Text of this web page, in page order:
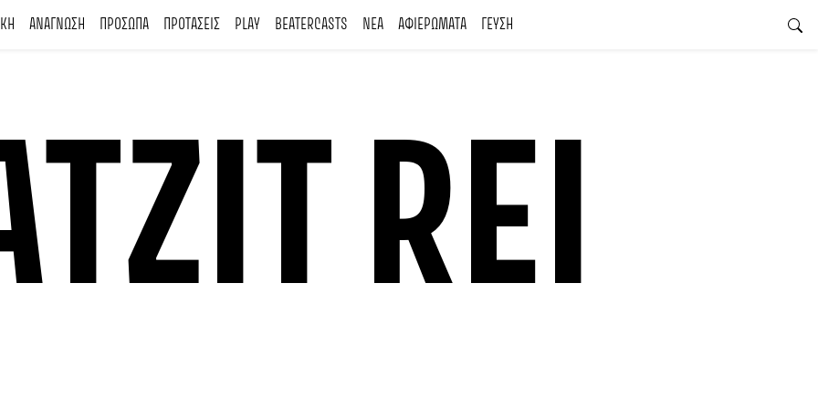
ΑΝΑΓΝΩΣΗ ΠΡΟΣΩΠΑ ΠΡΟΤΑΣΕΙΣ PLAY BEATERCASTS ΝΕΑ ΑΦΙΕΡΩΜΑΤΑ ΓΕΥΣΗ
REI